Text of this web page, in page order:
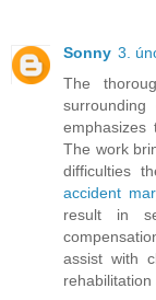
Sonny 3.
The
emphasizes
The work
difficulties
accident
result in
assist with
rehabilitation